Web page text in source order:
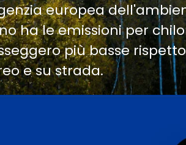
europea
ha le emissioni per
più basse
e su strada.